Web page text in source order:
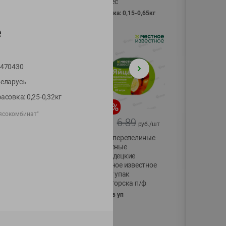
фасовка: 0,15-0,65кг
%
6.89 руб./шт
Яйца перепелиные
копченые
Молодецкие
Местное известное
20 шт упак
Солигорска п/ф
20шт в уп
0,25-0,32кг